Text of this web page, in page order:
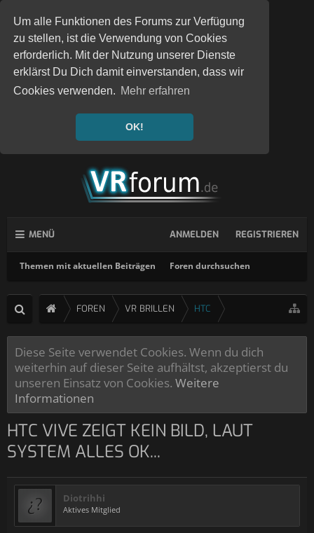
Um alle Funktionen des Forums zur Verfügung
zu stellen, ist die Verwendung von Cookies
erforderlich. Mit der Nutzung unserer Dienste
erklärst Du Dich damit einverstanden, dass wir
Cookies verwenden. Mehr erfahren
OK!
MENÜ
Themen mit aktuellen Beiträgen Foren durchsuchen
ANMELDEN REGISTRIEREN
FOREN VR BRILLEN HTC
Diese Seite verwendet Cookies. Wenn du dich
weiterhin auf dieser Seite aufhältst, akzeptierst du
unseren Einsatz von Cookies. Weitere
Informationen
HTC VIVE ZEIGT KEIN BILD, LAUT
SYSTEM ALLES OK...
Diotrihhi
Aktives Mitglied